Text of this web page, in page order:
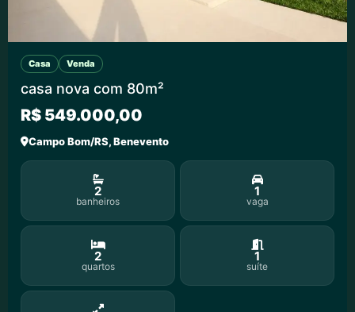
Casa Venda
casa nova com 80m²
R$ 549.000,00
Campo Bom/RS, Benevento
2
banheiros
1
vaga
2
quartos
1
suíte